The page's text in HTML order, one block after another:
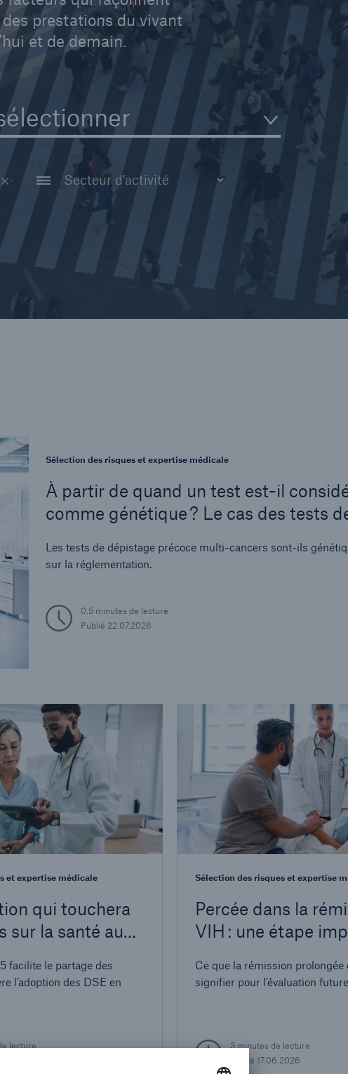
des prestations du vivant
et de demain.
Sélection des risques et expertise médicale
À partir de quand un test est-il
comme génétique ? Le cas des tests
Les tests de dépistage précoce multi-cancers sont-ils
sur la réglementation.
0,5 minutes de lecture
Publié 22.07.2026
et expertise médicale
qui touchera
sur la santé au
facilite le partage des
l’adoption des DSE en
lecture
Sélection des risques et expertise
Percée dans la
VIH : une étape
Ce que la rémission
signifier pour l’évaluation
3 minutes de lecture
Publié 17.06.2026